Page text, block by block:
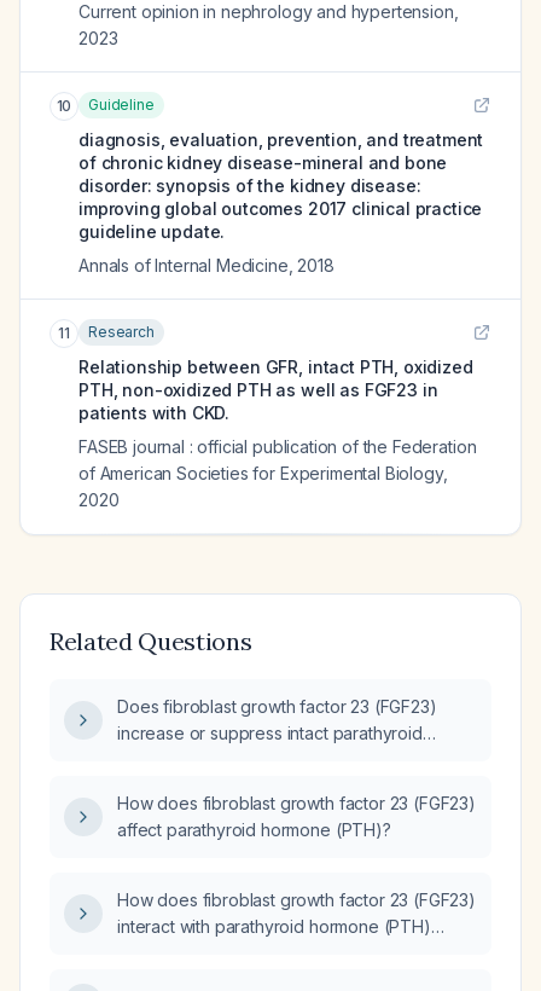
Current opinion in nephrology and hypertension
2023
10 Guideline
diagnosis, evaluation, prevention, and treatment
of chronic kidney disease-mineral and bone
disorder: synopsis of the kidney disease:
improving global outcomes 2017 clinical practice
guideline update.
Annals of Internal Medicine 2018
11 Research
Relationship between GFR, intact PTH, oxidized
PTH, non-oxidized PTH as well as FGF23 in
patients with CKD.
FASEB journal : official publication of the Federation
of American Societies for Experimental Biology,
2020
Related Questions
Does fibroblast growth factor 23 (FGF23)
increase or suppress intact parathyroid
insufficiency?
How does fibroblast growth factor 23 (FGF23)
affect parathyroid hormone (PTH)?
How does fibroblast growth factor 23 (FGF23)
interact with parathyroid hormone (PTH)